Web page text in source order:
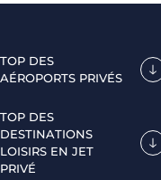
TOP DES
AÉROPORTS PRIVÉS
TOP DES
DESTINATIONS
LOISIRS EN JET
PRIVÉ